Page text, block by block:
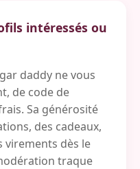
intéressés ou
daddy ne vous
de code de
Sa générosité
des cadeaux,
virements dès le
traque